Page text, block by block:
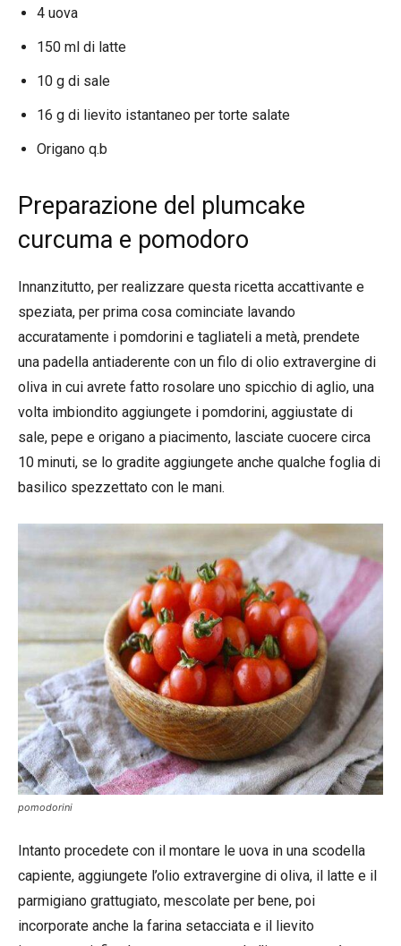
4 uova
150 ml di latte
10 g di sale
16 g di lievito istantaneo per torte salate
Origano q.b
Preparazione del plumcake
curcuma e pomodoro
Innanzitutto, per realizzare questa ricetta accattivante e
speziata, per prima cosa cominciate lavando
accuratamente i pomdorini e tagliateli a metà, prendete
una padella antiaderente con un filo di olio extravergine di
oliva in cui avrete fatto rosolare uno spicchio di aglio, una
volta imbiondito aggiungete i pomdorini, aggiustate di
sale, pepe e origano a piacimento, lasciate cuocere circa
10 minuti, se lo gradite aggiungete anche qualche foglia di
basilico spezzettato con le mani.
pomodorini
Intanto procedete con il montare le uova in una scodella
capiente, aggiungete l’olio extravergine di oliva, il latte e il
parmigiano grattugiato, mescolate per bene, poi
incorporate anche la farina setacciata e il lievito